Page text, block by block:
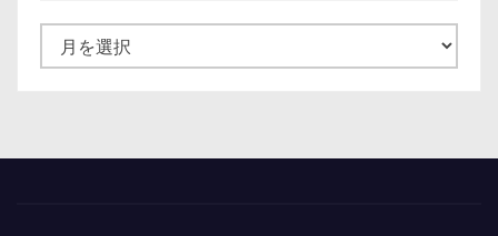
ュ
一